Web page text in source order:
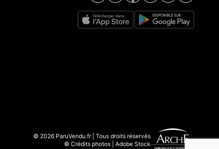
© 2026 ParuVendu.fr | Tous droits réservés
© Crédits photos | Adobe Stock